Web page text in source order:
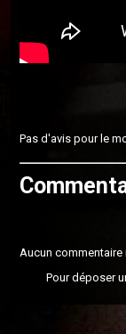
Pas d'avis pour le
Aucun commentaire
Pour déposer